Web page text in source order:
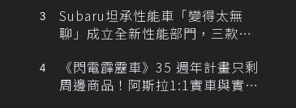
Subaru坦承性能車「變得太無
聊」成立全新性能部門，三款手
《閃電霹靂車》35 週年計畫只剩
周邊商品！阿斯拉1:1實車與實體